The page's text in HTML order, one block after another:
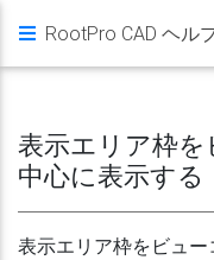
RootPro CAD ヘル
表示エリア枠
中心に表示する
表示エリア枠をビュ